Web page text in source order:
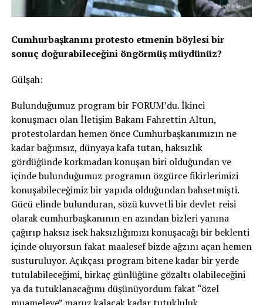
Cumhurbaşkanını protesto etmenin böylesi bir
sonuç doğurabileceğini öngörmüş müydünüz?
Gülşah:
Bulunduğumuz program bir FORUM’du. İkinci
konuşmacı olan İletişim Bakanı Fahrettin Altun,
protestolardan hemen önce Cumhurbaşkanımızın ne
kadar bağımsız, dünyaya kafa tutan, haksızlık
gördüğünde korkmadan konuşan biri olduğundan ve
içinde bulunduğumuz programın özgürce fikirlerimizi
konuşabileceğimiz bir yapıda olduğundan bahsetmişti.
Gücü elinde bulunduran, sözü kuvvetli bir devlet reisi
olarak cumhurbaşkanının en azından bizleri yanına
çağırıp haksız isek haksızlığımızı konuşacağı bir beklenti
içinde oluyorsun fakat maalesef bizde ağzını açan hemen
susturuluyor. Açıkçası program bitene kadar bir yerde
tutulabileceğimi, birkaç günlüğüne gözaltı olabileceğini
ya da tutuklanacağımı düşünüyordum fakat “özel